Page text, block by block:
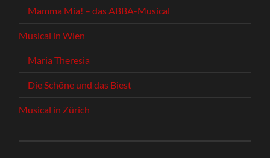
Mamma Mia! – das ABBA-Musical
Musical in Wien
Maria Theresia
Die Schöne und das Biest
Musical in Zürich